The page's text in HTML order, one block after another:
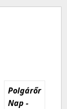
Polgárőr
Nap -